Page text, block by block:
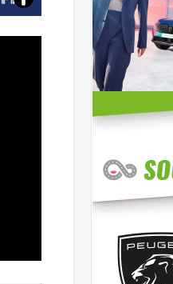
Poznejte